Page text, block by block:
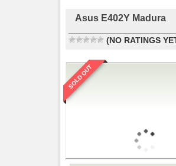
Asus E402Y Madura
(NO RATINGS
SOLD OUT